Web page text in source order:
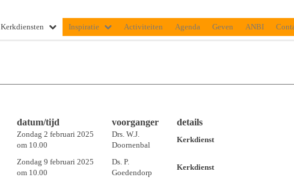
Kerkdiensten Inspiratie Activiteiten Agenda Geven ANBI
datum/tijd voorganger details
Zondag 2 februari 2025
om 10.00
Drs. W.J.
Doornenbal
Kerkdienst
Zondag 9 februari 2025
om 10.00
Ds. P.
Goedendorp
Kerkdienst